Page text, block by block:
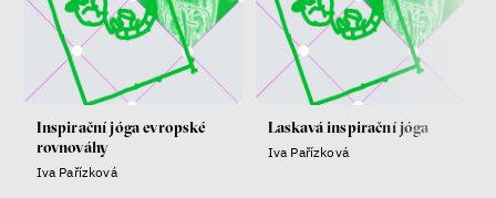
Jakub Rákosník
Ondřej Slačálek
Miroslav Palanský
Lucie Trlifajová
Kateřina Smejkalová
nerovnost ekonomika
Inspirační jóga evropské
rovnováhy
Iva Pařízková
Laskavá inspirační jóga
Iva Pařízková